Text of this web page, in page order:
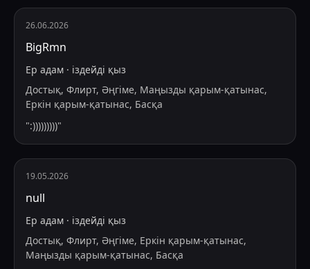
26.06.2026
BigRmn
Ер адам · іздейді қыз
Достық, Флирт, Әңгіме, Маңызды қарым-қатынас,
Еркін қарым-қатынас, Басқа
":)))))))))"
19.05.2026
null
Ер адам · іздейді қыз
Достық, Флирт, Әңгіме, Еркін қарым-қатынас,
Маңызды қарым-қатынас, Басқа